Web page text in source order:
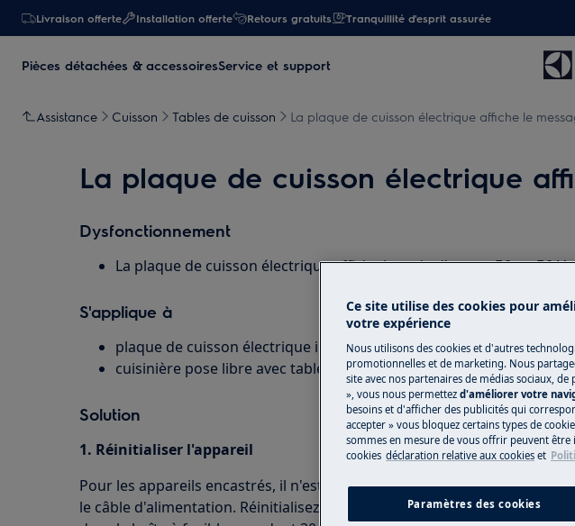
Livraison offerte Installation offerte Retours gratuits Tranquillité d'esprit assurée
Pièces détachées & accessoiresService et support
Assistance Cuisson Tables de cuisson La plaque de cuisson électrique affiche le
La plaque de cuisson électrique
Dysfonctionnement
La plaque de cuisson électrique affiche le code d'erreur E6 ou E641
S'applique à
plaque de cuisson électrique intégrée
cuisinière pose libre avec table de cuisson électrique
Solution
1. Réinitialiser l'appareil
Pour les appareils encastrés, il n'est pas nécessaire de débrancher
le câble d'alimentation. Réinitialisez l'appareil en coupant l'alimentation
Ce site utilise des cookies pour
votre expérience
Nous utilisons des cookies et d'autres
promotionnelles et de marketing. Nous
site avec nos partenaires de médias sociaux,
», vous nous permettez d'améliorer votre
besoins et d'afficher des publicités qui
accepter » vous bloquez certains types de
sommes en mesure de vous offrir peuvent
cookies déclaration relative aux cookies et
Paramètres des cookies